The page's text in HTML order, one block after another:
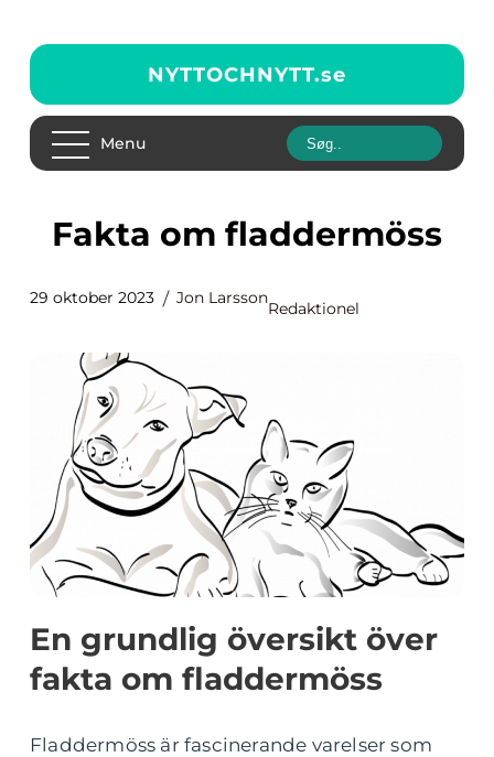
NYTTOCHNYTT.se
Menu
Fakta om fladdermöss
29 oktober 2023 Jon Larsson
Redaktionel
En grundlig översikt över
fakta om fladdermöss
Fladdermöss är fascinerande varelser som